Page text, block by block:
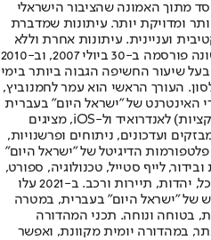
מתוך האמונה שהציבור הישראלי
ומדויקת יותר. עיתונות שמדברת
ועניינית. עיתונות אחרת וללא
תשלום. המהדורה המודפסת הראשונה פורסמה ב-30 ביולי 2007, וב-2010
שיעור החשיפה הגבוה ביותר בימי
העורך הראשי הוא עמר לחמנוביץ,
האינטרנט של "ישראל היום" בעברית
ובאנגלית, כמו כן היישומונים (אפליקציות) לאנדרואיד ול-iOS, מציגים
ועדכונים, ניתוחים ופרשנויות,
פלטפורמות הדיגיטל של "ישראל היום"
לייף סטייל, טכנולוגיה, ספורט,
כלכלה וצרכנות, בריאות, חיילים, אוכל, יהדות, תיירות ורכב. ב-2021 עלו
של "ישראל היום" בעברית, במטרה
בטוחה ונוחה. תכני המהדורה
במהדורה יומית מקוונת, ואפשר